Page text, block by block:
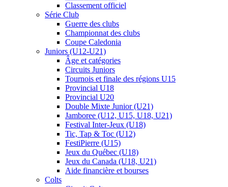
Classement officiel
Série Club
Guerre des clubs
Championnat des clubs
Coupe Caledonia
Juniors (U12-U21)
Âge et catégories
Circuits Juniors
Tournois et finale des régions U15
Provincial U18
Provincial U20
Double Mixte Junior (U21)
Jamboree (U12, U15, U18, U21)
Festival Inter-Jeux (U18)
Tic, Tap & Toc (U12)
FestiPierre (U15)
Jeux du Québec (U18)
Jeux du Canada (U18, U21)
Aide financière et bourses
Colts